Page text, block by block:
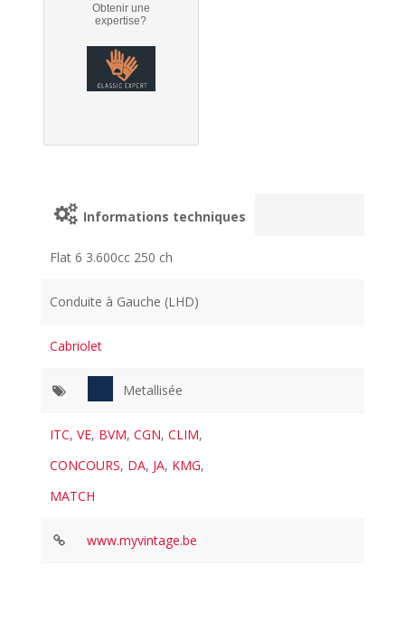
Obtenir une
expertise?
Informations techniques
Flat 6 3.600cc 250 ch
Conduite à Gauche (LHD)
Cabriolet
Metallisée
ITC,VE, BVM,CGN,CLIM,
CONCOURS, DA, JA, KMG,
MATCH
www.myvintage.be